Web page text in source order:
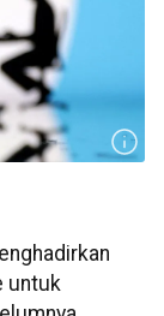
untuk